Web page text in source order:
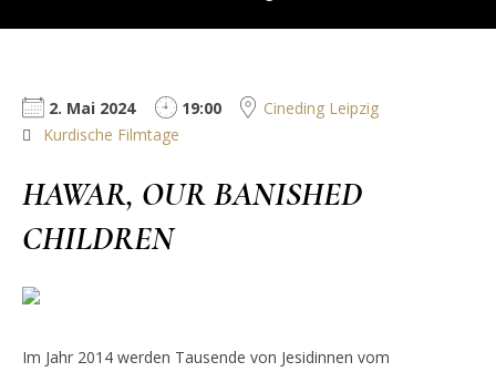
2. Mai 2024 19:00
Cineding Leipzig
Kurdische Filmtage
HAWAR, OUR BANISHED
CHILDREN
Im Jahr 2014 werden Tausende von Jesidinnen vom